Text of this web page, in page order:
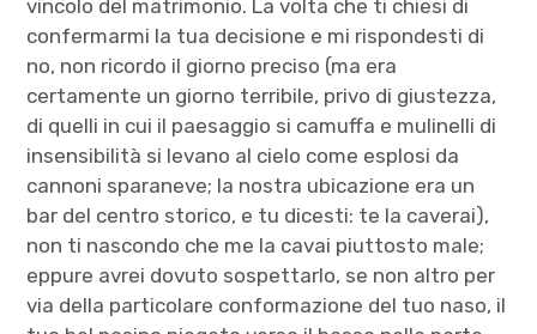
vincolo del matrimonio. La volta che ti chiesi di
confermarmi la tua decisione e mi rispondesti di
no, non ricordo il giorno preciso (ma era
certamente un giorno terribile, privo di giustezza,
di quelli in cui il paesaggio si camuffa e mulinelli di
insensibilità si levano al cielo come esplosi da
cannoni sparaneve; la nostra ubicazione era un
bar del centro storico, e tu dicesti: te la caverai),
non ti nascondo che me la cavai piuttosto male;
eppure avrei dovuto sospettarlo, se non altro per
via della particolare conformazione del tuo naso, il